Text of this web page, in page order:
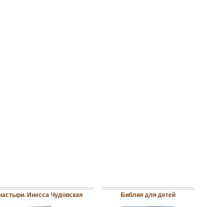
Инесса Чудовская Библия для детей